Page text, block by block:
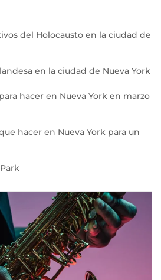
del Holocausto en la ciudad de
en la ciudad de Nueva York
hacer en Nueva York en marzo
hacer en Nueva York para un